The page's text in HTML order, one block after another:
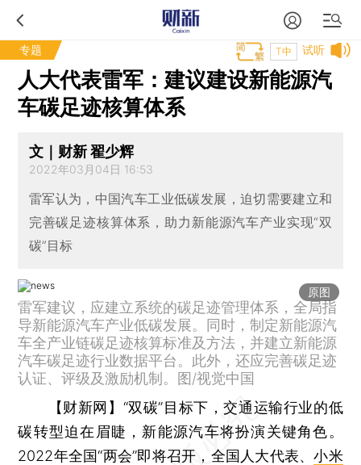
专题 试听
T中
人大代表雷军：建议建设新能源汽
车碳足迹核算体系
文｜财新 翟少辉
2022年03月04日 16:53
雷军认为，中国汽车工业低碳发展，迫切需要建立和
完善碳足迹核算体系，助力新能源汽车产业实现“双
碳”目标
原图
雷军建议，应建立系统的碳足迹管理体系，全局指
导新能源汽车产业低碳发展。同时，制定新能源汽
车全产业链碳足迹核算标准及方法，并建立新能源
汽车碳足迹行业数据平台。此外，还应完善碳足迹
认证、评级及激励机制。图/视觉中国
【财新网】 “双碳”目标下，交通运输行业的低
碳转型迫在眉睫，新能源汽车将扮演关键角色。
2022年全国“两会”即将召开，全国人大代表、小米